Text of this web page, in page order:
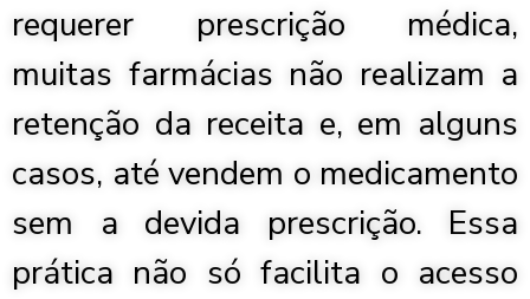
requerer prescrição médica,
muitas farmácias não realizam a
retenção da receita e, em alguns
casos, até vendem o medicamento
sem a devida prescrição. Essa
prática não só facilita o acesso